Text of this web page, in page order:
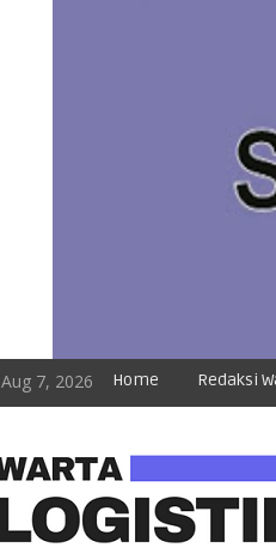
Aug 7, 2026 Home Redaksi